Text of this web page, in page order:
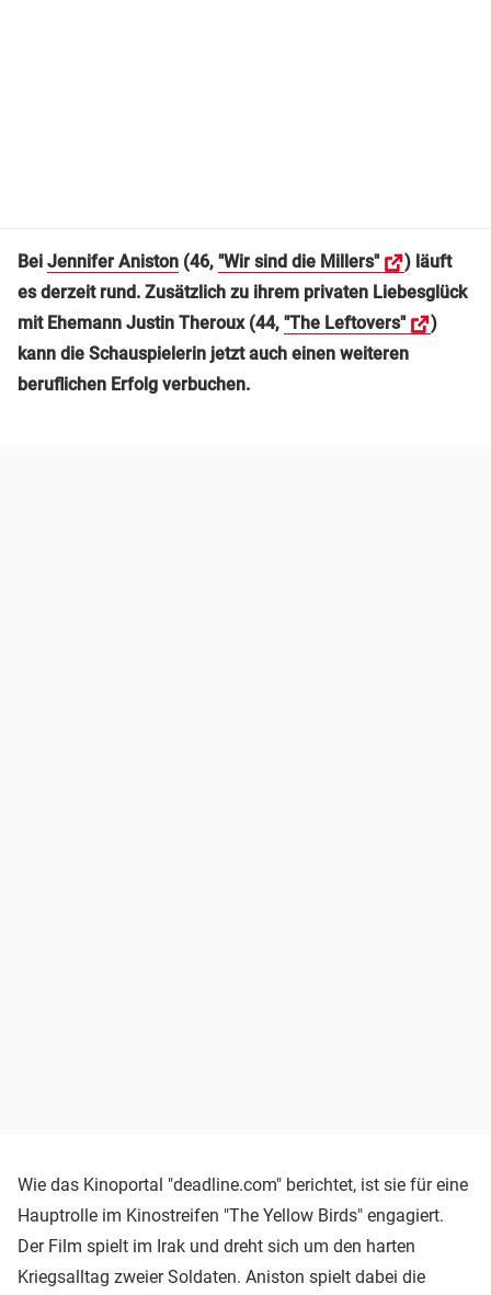
Bei Jennifer Aniston (46, "Wir sind die Millers"
) läuft
es derzeit rund. Zusätzlich zu ihrem privaten Liebesglück
mit Ehemann Justin Theroux (44, "The Leftovers"
)
kann die Schauspielerin jetzt auch einen weiteren
beruflichen Erfolg verbuchen.
Wie das Kinoportal "deadline.com" berichtet, ist sie für eine
Hauptrolle im Kinostreifen "The Yellow Birds" engagiert.
Der Film spielt im Irak und dreht sich um den harten
Kriegsalltag zweier Soldaten. Aniston spielt dabei die